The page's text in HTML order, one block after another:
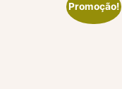
Promoção!